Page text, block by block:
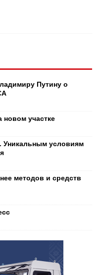
Путину о
новом участке
Уникальным условиям
методов и средств